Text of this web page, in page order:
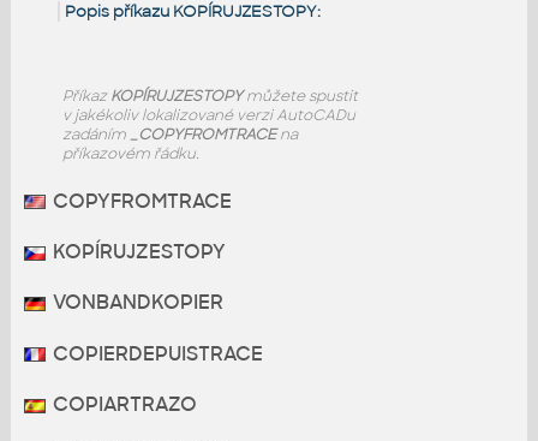
Popis příkazu KOPÍRUJZESTOPY:
PříkazKOPÍRUJZESTOPYmůžete spustit
v jakékoliv lokalizované verzi AutoCADu
zadáním _COPYFROMTRACEna
příkazovém řádku.
COPYFROMTRACE
KOPÍRUJZESTOPY
VONBANDKOPIER
COPIERDEPUISTRACE
COPIARTRAZO